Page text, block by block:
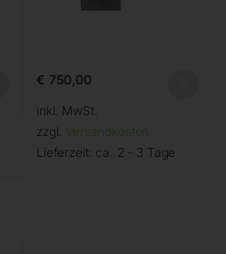
€ 750,00
inkl. MwSt.
zzgl. Versandkosten
Lieferzeit: ca. 2 - 3 Tage